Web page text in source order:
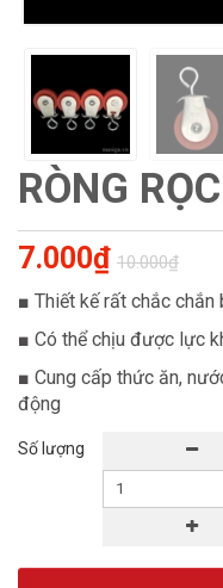
RÒNG
7.000₫ 10.000₫
■ Thiết kế rất chắc
■ Có thể chịu được lực
■ Cung cấp thức ăn,
động
Số lượng